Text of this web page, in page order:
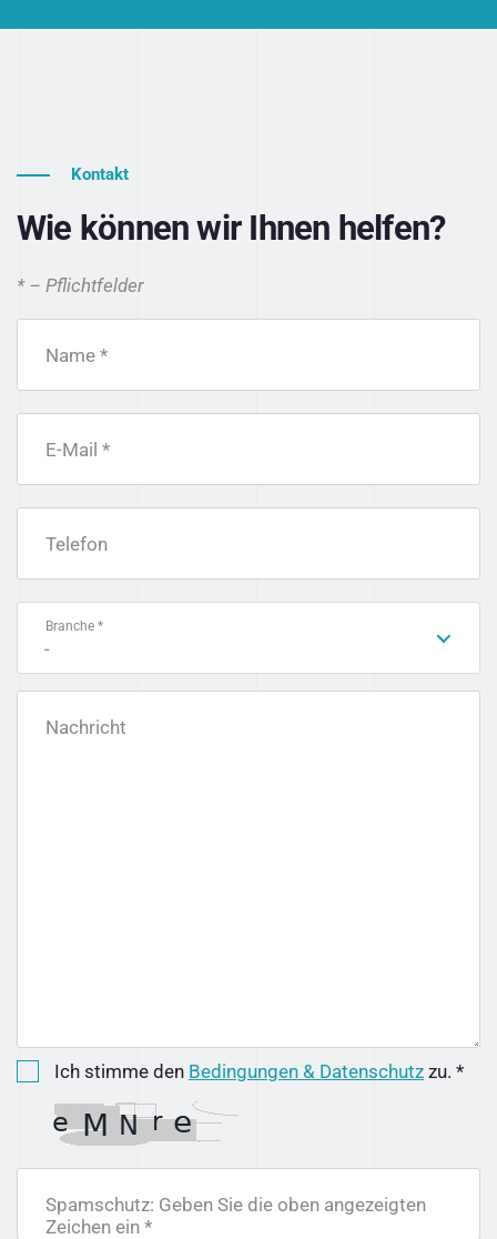
Kontakt
Wie können wir Ihnen helfen?
* – Pflichtfelder
Name *
E-Mail *
Telefon
Branche *
-
Nachricht
Ich stimme den Bedingungen & Datenschutz zu. *
Spamschutz: Geben Sie die oben angezeigten
Zeichen ein *